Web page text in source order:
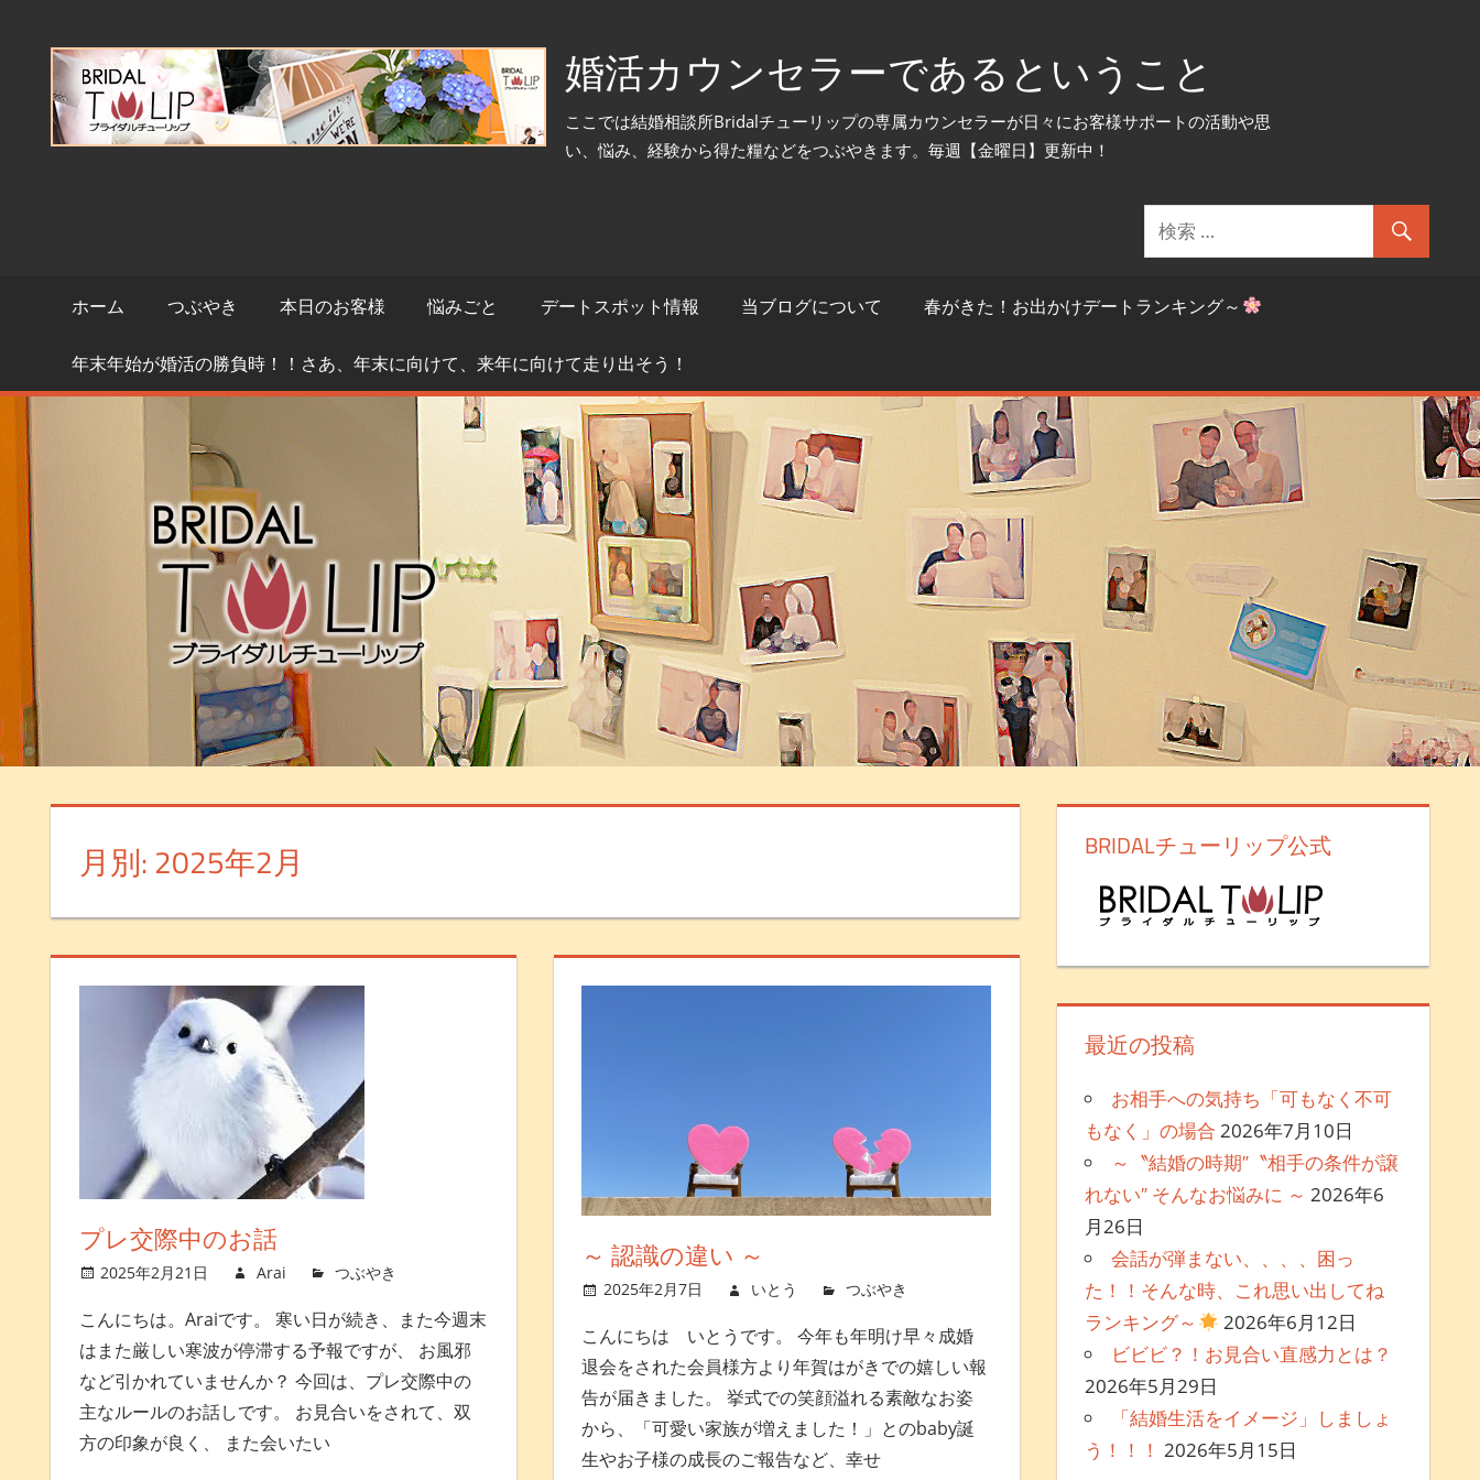
婚活カウンセラーであるということ
ここでは結婚相談所Bridalチューリップの専属カウンセラーが日々にお客様サポートの活動や思
い、悩み、経験から得た糧などをつぶやきます。毎週【金曜日】更新中！
ホーム つぶやき 本日のお客様 悩みごと デートスポット情報 当ブログについて 春がきた！お出かけデートランキング～
年末年始が婚活の勝負時！！さあ、年末に向けて、来年に向けて走り出そう！
月別: 2025年2月
プレ交際中のお話
2025年2月21日 Arai つぶやき
こんにちは。Araiです。 寒い日が続き、また今週末
はまた厳しい寒波が停滞する予報ですが、 お風邪
など引かれていませんか？ 今回は、プレ交際中の
主なルールのお話しです。 お見合いをされて、双
方の印象が良く、 また会いたい
～ 認識の違い ～
2025年2月7日 いとう つぶやき
こんにちは いとうです。 今年も年明け早々成婚
退会をされた会員様方より年賀はがきでの嬉しい報
告が届きました。 挙式での笑顔溢れる素敵なお姿
から、「可愛い家族が増えました！」とのbaby誕
生やお子様の成長のご報告など、幸せ
BRIDALチューリップ公式
最近の投稿
お相手への気持ち「可もなく不可
もなく」の場合 2026年7月10日
～〝結婚の時期″〝相手の条件が譲
れない″ そんなお悩みに ～ 2026年6
月26日
会話が弾まない、、、、困っ
た！！そんな時、これ思い出してね
ランキング～
2026年6月12日
ビビビ？！お見合い直感力とは？
2026年5月29日
「結婚生活をイメージ」しましょ
う！！！ 2026年5月15日